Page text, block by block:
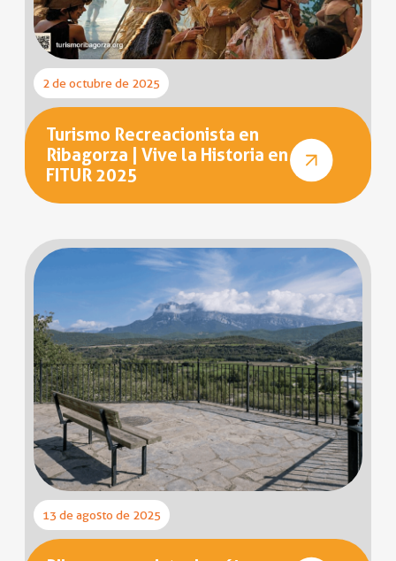
2 de octubre de 2025
Turismo Recreacionista en
Ribagorza | Vive la Historia en
FITUR 2025
13 de agosto de 2025